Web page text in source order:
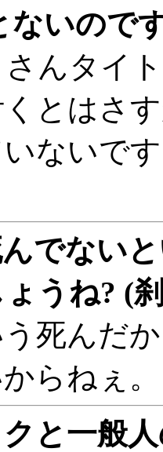
ないので
んタイ
とはさ
ないで
でない
うね? (
死んだ
らねぇ。
と一般